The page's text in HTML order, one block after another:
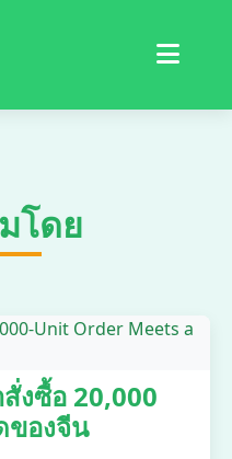
โดย
งซื้อ 20,000
องจีน